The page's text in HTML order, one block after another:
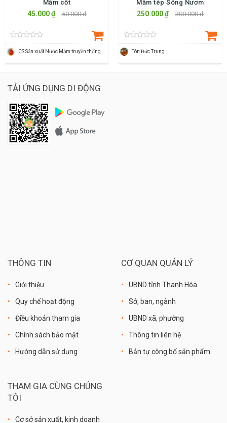
Mắm cốt
45.000 ₫ 50.000 ₫
CS Sản xuất Nước Mắm truyền thống
Mắm tép Sông Nươm
250.000 ₫ 300.000 ₫
Tôn Đức Trung
TẢI ỨNG DỤNG DI ĐỘNG
THÔNG TIN
Giới thiệu
Quy chế hoạt động
Điều khoản tham gia
Chính sách bảo mật
Hướng dẫn sử dụng
CƠ QUAN QUẢN LÝ
UBND tỉnh Thanh Hóa
Sở, ban, ngành
UBND xã, phường
Thông tin liên hệ
Bản tự công bố sản phẩm
THAM GIA CÙNG CHÚNG
TÔI
Cơ sở sản xuất, kinh doanh